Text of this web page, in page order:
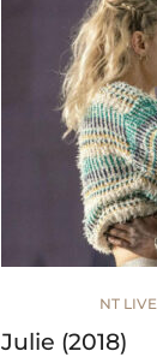
NT LIVE
Julie (2018)